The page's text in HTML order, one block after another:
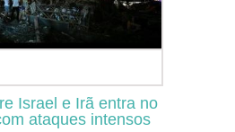
Israel e Irã entra no
ataques intensos